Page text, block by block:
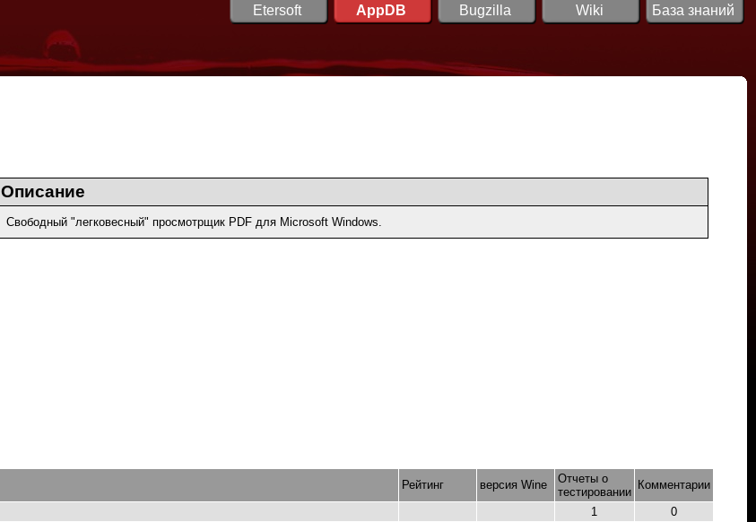
Etersoft AppDB Bugzilla Wiki База знаний
Описание
Свободный "легковесный" просмотрщик PDF для Microsoft Windows.
Рейтинг версия Wine
Отчеты о
тестировании
Комментарии
1
0